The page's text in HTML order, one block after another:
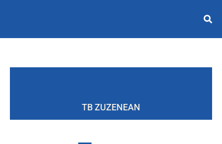
TB ZUZENEAN